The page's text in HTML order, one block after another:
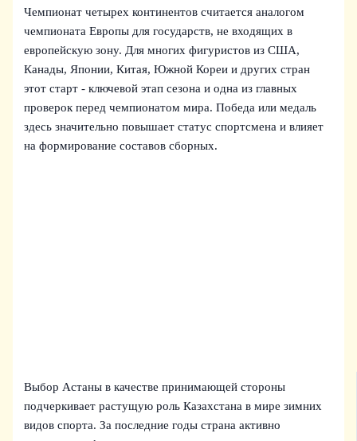
Чемпионат четырех континентов считается аналогом
чемпионата Европы для государств, не входящих в
европейскую зону. Для многих фигуристов из США,
Канады, Японии, Китая, Южной Кореи и других стран
этот старт - ключевой этап сезона и одна из главных
проверок перед чемпионатом мира. Победа или медаль
здесь значительно повышает статус спортсмена и влияет
на формирование составов сборных.
Выбор Астаны в качестве принимающей стороны
подчеркивает растущую роль Казахстана в мире зимних
видов спорта. За последние годы страна активно